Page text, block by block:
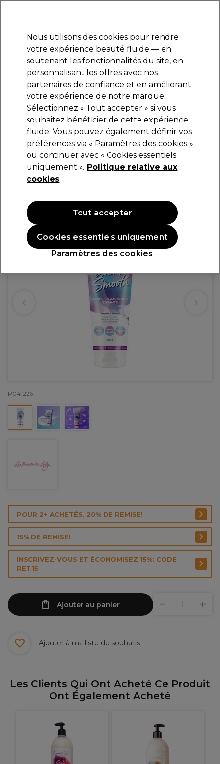
Se connecter
Marques Bons plans Coiffure Electro et Matériel
Livraison et délais
lire la suite
Les Secrets de Loly
Les Secrets de Loly Bubble Smooth Après-
Shampooing enfants 250ml
14,15 €16,65 €
OFFRE EN LIGNE
P041226
POUR 2+ ACHETÉS, 20% DE REMISE!
15% DE REMISE!
INSCRIVEZ-VOUS ET ÉCONOMISEZ 15%: CODE
RET15
Ajouter au panier
Ajouter à ma liste de souhaits
Les Clients Qui Ont Acheté Ce Produit
Ont Également Acheté
Nous utilisons des cookies pour rendre
votre expérience beauté fluide — en
soutenant les fonctionnalités du site, en
personnalisant les offres avec nos
partenaires de confiance et en améliorant
votre expérience de notre marque.
Sélectionnez « Tout accepter » si vous
souhaitez bénéficier de cette expérience
fluide. Vous pouvez également définir vos
préférences via « Paramètres des cookies »
ou continuer avec « Cookies essentiels
uniquement ». Politique relative aux
cookies
Paramètres des cookies
Cookies essentiels uniquement
Tout accepter